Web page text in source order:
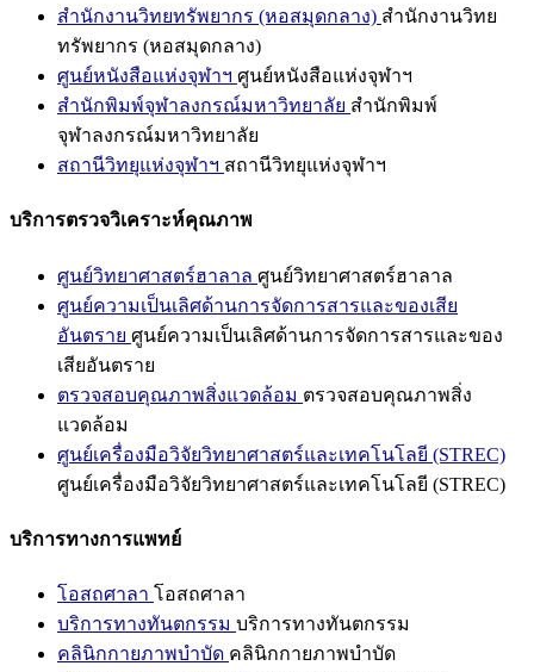
สำนักงานวิทยทรัพยากร (หอสมุดกลาง) สำนักงานวิทย
ทรัพยากร (หอสมุดกลาง)
ศูนย์หนังสือแห่งจุฬาฯ ศูนย์หนังสือแห่งจุฬาฯ
สำนักพิมพ์จุฬาลงกรณ์มหาวิทยาลัย สำนักพิมพ์
จุฬาลงกรณ์มหาวิทยาลัย
สถานีวิทยุแห่งจุฬาฯ สถานีวิทยุแห่งจุฬาฯ
บริการตรวจวิเคราะห์คุณภาพ
ศูนย์วิทยาศาสตร์ฮาลาล ศูนย์วิทยาศาสตร์ฮาลาล
ศูนย์ความเป็นเลิศด้านการจัดการสารและของเสีย
อันตราย ศูนย์ความเป็นเลิศด้านการจัดการสารและของ
เสียอันตราย
ตรวจสอบคุณภาพสิ่งแวดล้อม ตรวจสอบคุณภาพสิ่ง
แวดล้อม
ศูนย์เครื่องมือวิจัยวิทยาศาสตร์และเทคโนโลยี (STREC)
ศูนย์เครื่องมือวิจัยวิทยาศาสตร์และเทคโนโลยี (STREC)
บริการทางการแพทย์
โอสถศาลา โอสถศาลา
บริการทางทันตกรรม บริการทางทันตกรรม
คลินิกกายภาพบำบัด คลินิกกายภาพบำบัด